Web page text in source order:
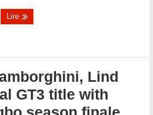
Lire
Lind
GT3 title with